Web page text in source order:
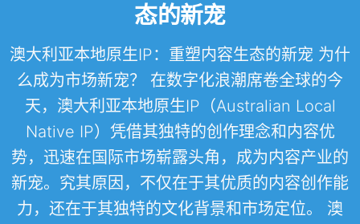
态的新宠
澳大利亚本地原生IP：重塑内容生态的新宠 为什
么成为市场新宠？ 在数字化浪潮席卷全球的今
天，澳大利亚本地原生IP（Australian Local
Native IP）凭借其独特的创作理念和内容优
势，迅速在国际市场崭露头角，成为内容产业的
新宠。究其原因，不仅在于其优质的内容创作能
力，还在于其独特的文化背景和市场定位。 澳